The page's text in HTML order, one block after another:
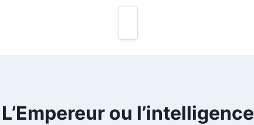
L’Empereur ou l’intelligence